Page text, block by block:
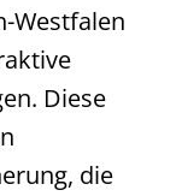
Westfalen
Diese
die